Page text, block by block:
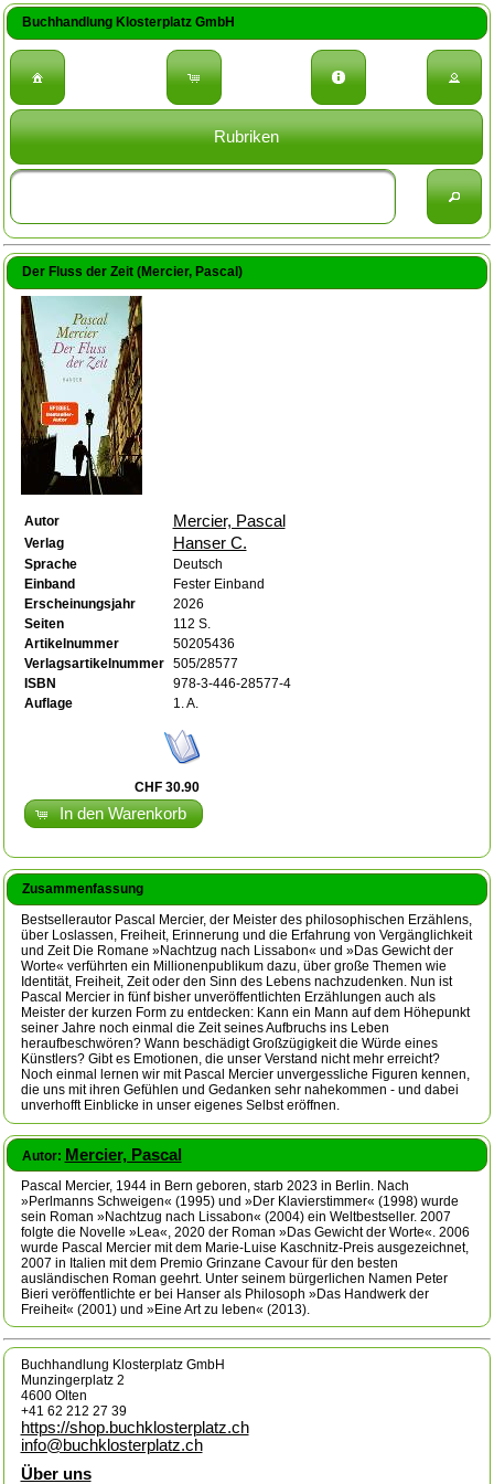
Buchhandlung Klosterplatz GmbH
Rubriken
Der Fluss der Zeit (Mercier, Pascal)
Autor Mercier, Pascal
Verlag Hanser C.
Sprache
Deutsch
Einband
Fester Einband
Erscheinungsjahr
2026
Seiten
112 S.
Artikelnummer
50205436
Verlagsartikelnummer
505/28577
ISBN
978-3-446-28577-4
Auflage
1. A.
CHF 30.90
In den Warenkorb
Zusammenfassung
Bestsellerautor Pascal Mercier, der Meister des philosophischen Erzählens,
über Loslassen, Freiheit, Erinnerung und die Erfahrung von Vergänglichkeit
und Zeit Die Romane »Nachtzug nach Lissabon« und »Das Gewicht der
Worte« verführten ein Millionenpublikum dazu, über große Themen wie
Identität, Freiheit, Zeit oder den Sinn des Lebens nachzudenken. Nun ist
Pascal Mercier in fünf bisher unveröffentlichten Erzählungen auch als
Meister der kurzen Form zu entdecken: Kann ein Mann auf dem Höhepunkt
seiner Jahre noch einmal die Zeit seines Aufbruchs ins Leben
heraufbeschwören? Wann beschädigt Großzügigkeit die Würde eines
Künstlers? Gibt es Emotionen, die unser Verstand nicht mehr erreicht?
Noch einmal lernen wir mit Pascal Mercier unvergessliche Figuren kennen,
die uns mit ihren Gefühlen und Gedanken sehr nahekommen - und dabei
unverhofft Einblicke in unser eigenes Selbst eröffnen.
Autor: Mercier, Pascal
Pascal Mercier, 1944 in Bern geboren, starb 2023 in Berlin. Nach
»Perlmanns Schweigen« (1995) und »Der Klavierstimmer« (1998) wurde
sein Roman »Nachtzug nach Lissabon« (2004) ein Weltbestseller. 2007
folgte die Novelle »Lea«, 2020 der Roman »Das Gewicht der Worte«. 2006
wurde Pascal Mercier mit dem Marie-Luise Kaschnitz-Preis ausgezeichnet,
2007 in Italien mit dem Premio Grinzane Cavour für den besten
ausländischen Roman geehrt. Unter seinem bürgerlichen Namen Peter
Bieri veröffentlichte er bei Hanser als Philosoph »Das Handwerk der
Freiheit« (2001) und »Eine Art zu leben« (2013).
Buchhandlung Klosterplatz GmbH
Munzingerplatz 2
4600 Olten
+41 62 212 27 39
https://shop.buchklosterplatz.ch
info@buchklosterplatz.ch
Über uns